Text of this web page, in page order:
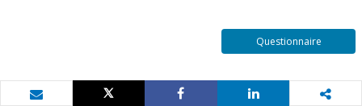
Questionnaire